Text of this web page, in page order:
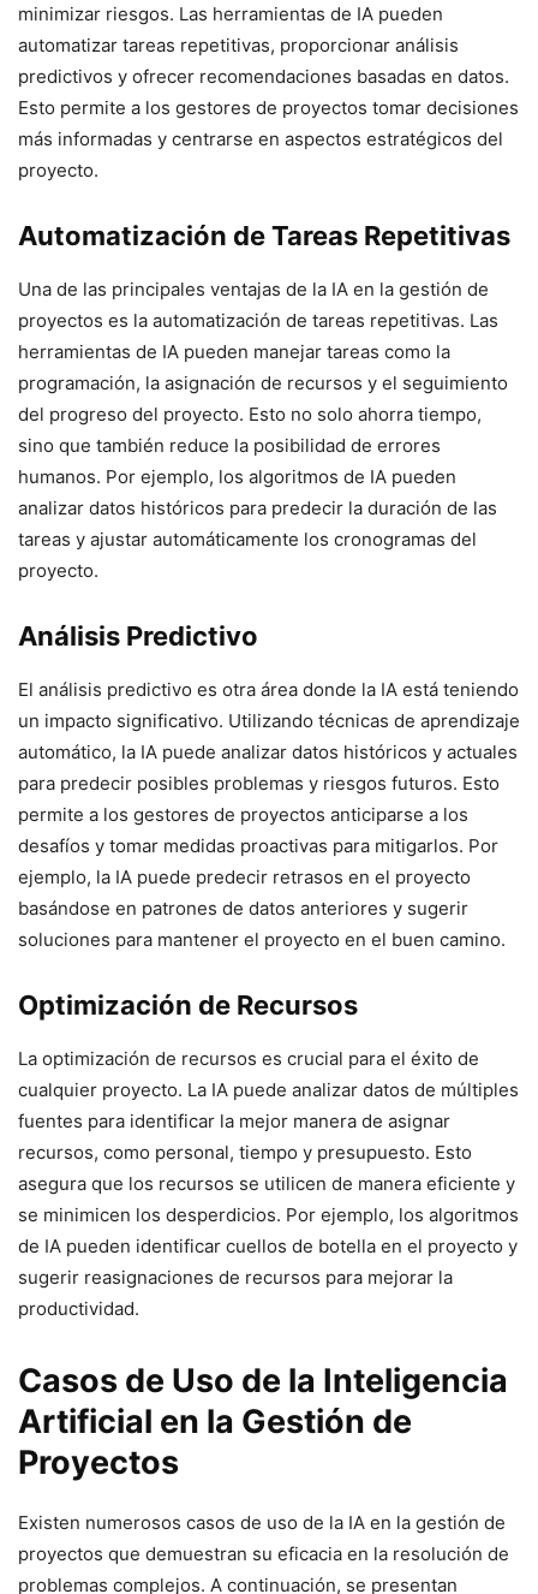
minimizar riesgos. Las herramientas de IA pueden
automatizar tareas repetitivas, proporcionar análisis
predictivos y ofrecer recomendaciones basadas en datos.
Esto permite a los gestores de proyectos tomar decisiones
más informadas y centrarse en aspectos estratégicos del
proyecto.
Automatización de Tareas Repetitivas
Una de las principales ventajas de la IA en la gestión de
proyectos es la automatización de tareas repetitivas. Las
herramientas de IA pueden manejar tareas como la
programación, la asignación de recursos y el seguimiento
del progreso del proyecto. Esto no solo ahorra tiempo,
sino que también reduce la posibilidad de errores
humanos. Por ejemplo, los algoritmos de IA pueden
analizar datos históricos para predecir la duración de las
tareas y ajustar automáticamente los cronogramas del
proyecto.
Análisis Predictivo
El análisis predictivo es otra área donde la IA está teniendo
un impacto significativo. Utilizando técnicas de aprendizaje
automático, la IA puede analizar datos históricos y actuales
para predecir posibles problemas y riesgos futuros. Esto
permite a los gestores de proyectos anticiparse a los
desafíos y tomar medidas proactivas para mitigarlos. Por
ejemplo, la IA puede predecir retrasos en el proyecto
basándose en patrones de datos anteriores y sugerir
soluciones para mantener el proyecto en el buen camino.
Optimización de Recursos
La optimización de recursos es crucial para el éxito de
cualquier proyecto. La IA puede analizar datos de múltiples
fuentes para identificar la mejor manera de asignar
recursos, como personal, tiempo y presupuesto. Esto
asegura que los recursos se utilicen de manera eficiente y
se minimicen los desperdicios. Por ejemplo, los algoritmos
de IA pueden identificar cuellos de botella en el proyecto y
sugerir reasignaciones de recursos para mejorar la
productividad.
Casos de Uso de la Inteligencia
Artificial en la Gestión de
Proyectos
Existen numerosos casos de uso de la IA en la gestión de
proyectos que demuestran su eficacia en la resolución de
problemas complejos. A continuación, se presentan